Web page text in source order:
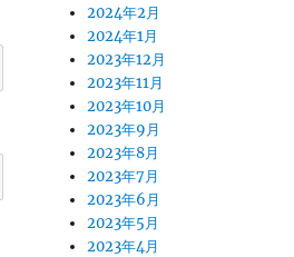
2024年2月
2024年1月
2023年12月
2023年11月
2023年10月
2023年9月
2023年8月
2023年7月
2023年6月
2023年5月
2023年4月